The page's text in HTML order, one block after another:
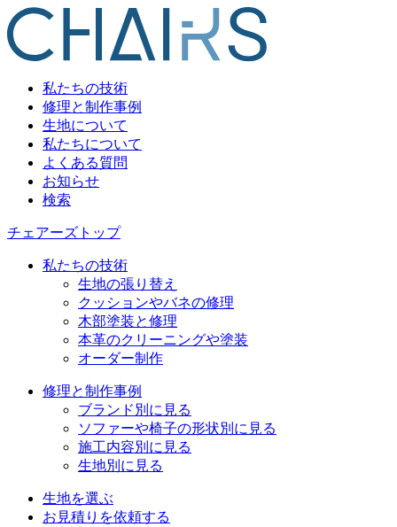
私たちの技術
修理と制作事例
生地について
私たちについて
よくある質問
お知らせ
検索
チェアーズトップ
私たちの技術
生地の張り替え
クッションやバネの修理
木部塗装と修理
本革のクリーニングや塗装
オーダー制作
修理と制作事例
ブランド別に見る
ソファーや椅子の形状別に見る
施工内容別に見る
生地別に見る
生地を選ぶ
お見積りを依頼する